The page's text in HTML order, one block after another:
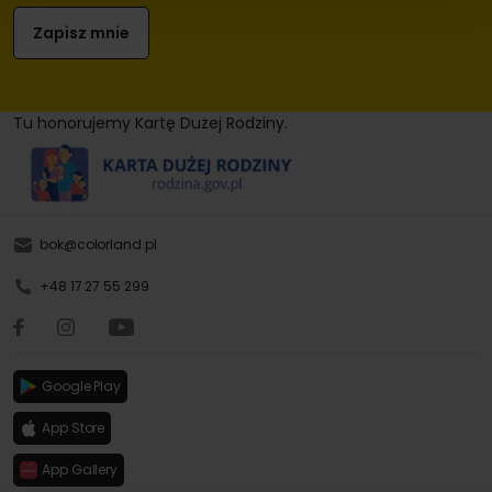
Tu honorujemy Kartę Dużej Rodziny.
bok@colorland.pl
+48 17 27 55 299
Google Play
App Store
App Gallery